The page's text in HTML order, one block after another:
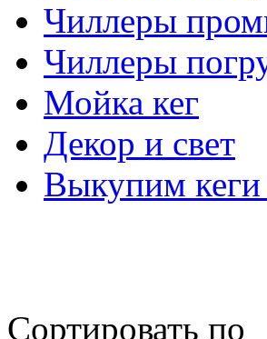
Чиллеры
Чиллеры
Мойка кег
Декор и свет
Выкупим кеги
Сортировать по